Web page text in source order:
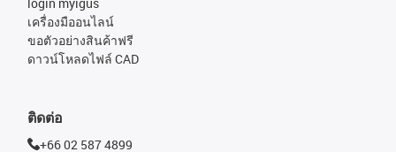
เครื่องมืออนไลน์
ขอตัวอย่างสินค้าฟรี
ดาวน์โหลดไฟล์ CAD
ติดต่อ
+66 02 587 4899